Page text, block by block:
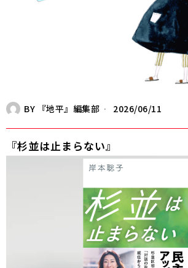
BY 『地平』編集部 2026/06/11
『杉並は止まらない』